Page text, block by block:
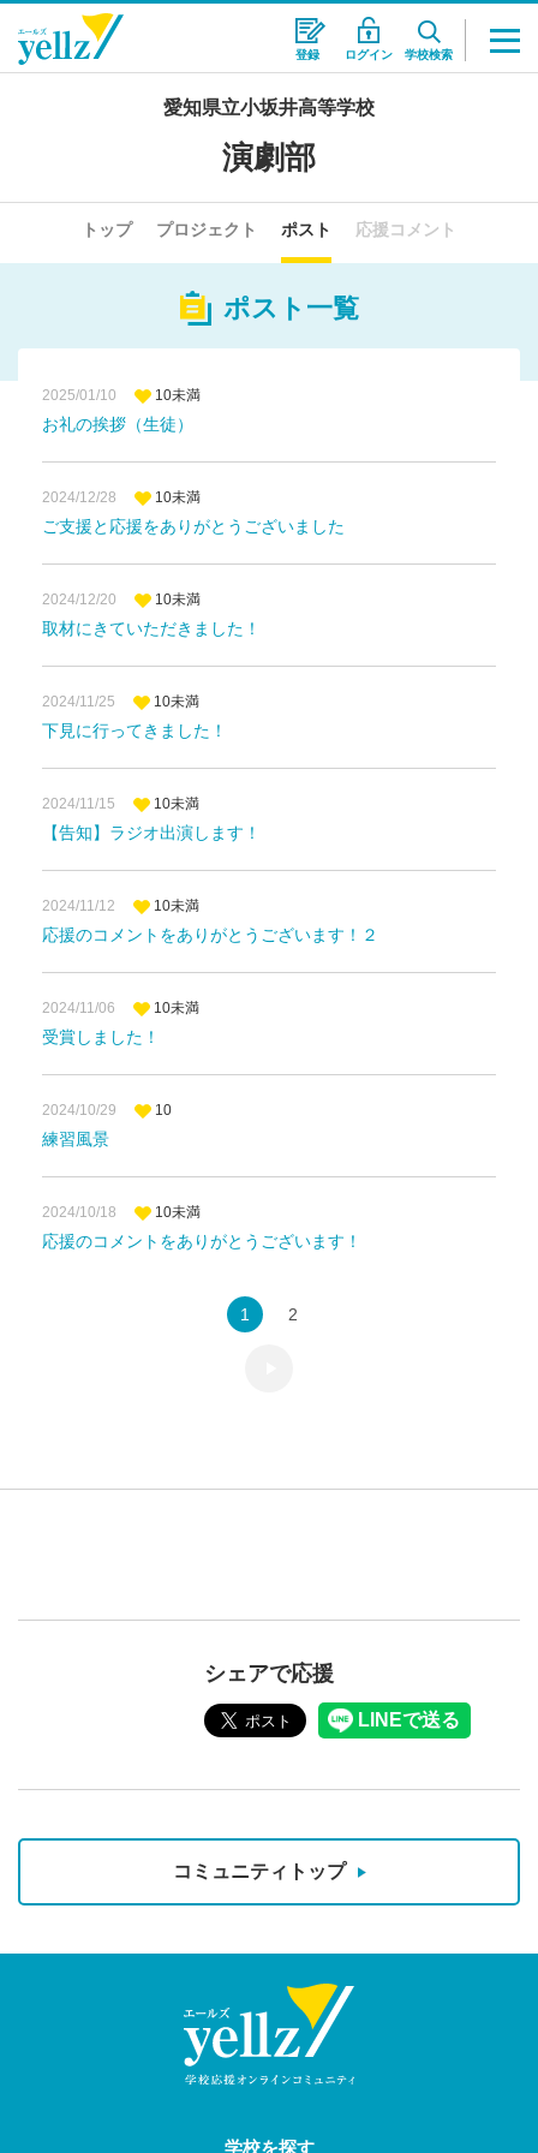
登録 ログイン 学校検索
愛知県立小坂井高等学校
演劇部
トップ プロジェクト ポスト 応援コメント
ポスト一覧
2025/01/10 10未満
お礼の挨拶（生徒）
2024/12/28 10未満
ご支援と応援をありがとうございました
2024/12/20 10未満
取材にきていただきました！
2024/11/25 10未満
下見に行ってきました！
2024/11/15 10未満
【告知】ラジオ出演します！
2024/11/12 10未満
応援のコメントをありがとうございます！２
2024/11/06 10未満
受賞しました！
2024/10/29 10
練習風景
2024/10/18 10未満
応援のコメントをありがとうございます！
1 2
シェアで応援
コミュニティトップ
学校を探す